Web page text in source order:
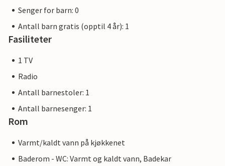
Senger for barn: 0
Antall barn gratis (opptil 4 år): 1
Fasiliteter
1 TV
Radio
Antall barnestoler: 1
Antall barnesenger: 1
Rom
Varmt/kaldt vann på kjøkkenet
Baderom - WC: Varmt og kaldt vann, Badekar